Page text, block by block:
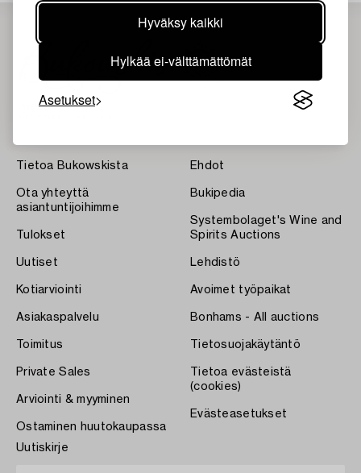
Hyväksy kaikki
Hylkää ei-välttämättömät
Asetukset
Tietoa Bukowskista
Ota yhteyttä
asiantuntijoihimme
Tulokset
Uutiset
Kotiarviointi
Asiakaspalvelu
Toimitus
Private Sales
Arviointi & myyminen
Ostaminen huutokaupassa
Ehdot
Bukipedia
Systembolaget's Wine and
Spirits Auctions
Lehdistö
Avoimet työpaikat
Bonhams - All auctions
Tietosuojakäytäntö
Tietoa evästeistä
(cookies)
Evästeasetukset
Uutiskirje